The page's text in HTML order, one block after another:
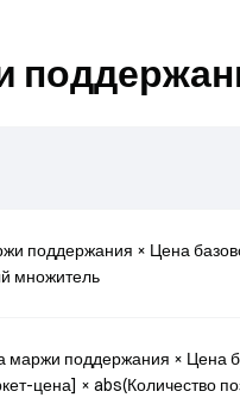
поддержания × Цена
множитель
маржи поддержания × Цена
цена] × abs(Количество